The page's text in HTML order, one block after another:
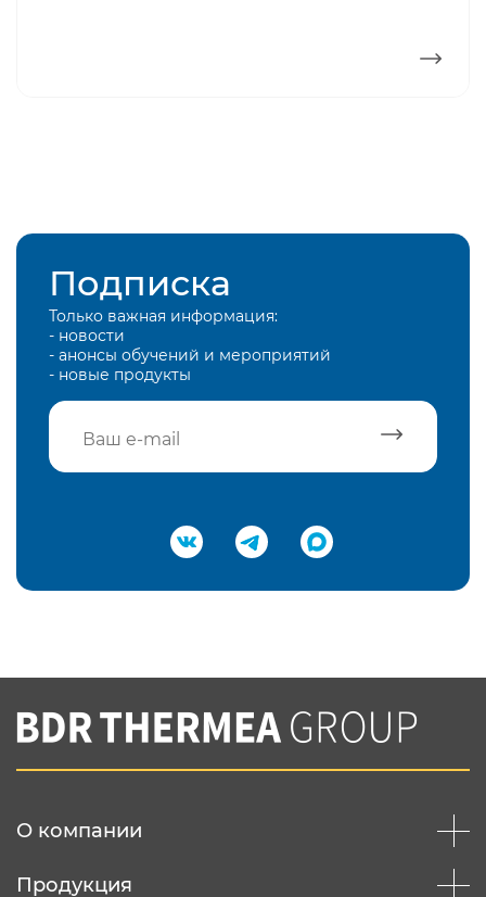
Подписка
Только важная информация:
- новости
- анонсы обучений и мероприятий
- новые продукты
Подтвердить e-mail
Вы соглашаетесь с нашей политикой
конфеденциальности
О компании
Продукция